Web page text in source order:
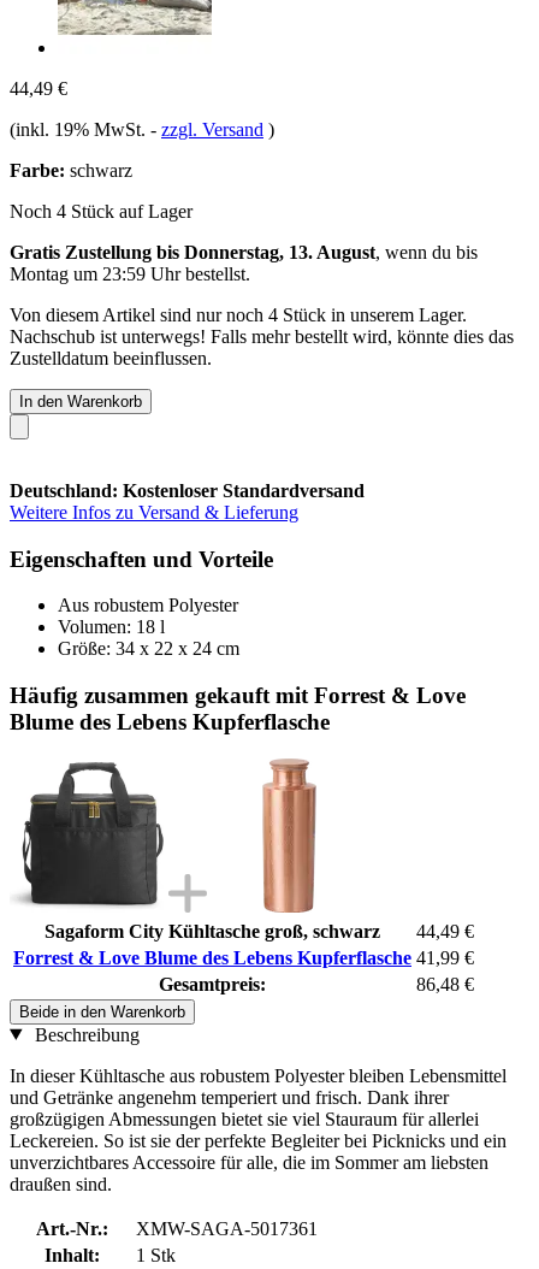
44,49 €
(inkl. 19% MwSt. - zzgl. Versand )
Farbe: schwarz
Noch 4 Stück auf Lager
Gratis Zustellung bis Donnerstag, 13. August, wenn du bis
Montag um 23:59 Uhrbestellst.
Von diesem Artikel sind nur noch 4 Stück in unserem Lager.
Nachschub ist unterwegs! Falls mehr bestellt wird, könnte dies das
Zustelldatum beeinflussen.
In den Warenkorb
Deutschland: Kostenloser Standardversand
Weitere Infos zu Versand & Lieferung
Eigenschaften und Vorteile
Aus robustem Polyester
Volumen: 18 l
Größe: 34 x 22 x 24 cm
Häufig zusammen gekauft mit Forrest & Love
Blume des Lebens Kupferflasche
Sagaform City Kühltasche groß, schwarz
44,49 €
Forrest & Love Blume des Lebens Kupferflasche 41,99 €
Gesamtpreis:
86,48 €
Beide in den Warenkorb
Beschreibung
In dieser Kühltasche aus robustem Polyester bleiben Lebensmittel
und Getränke angenehm temperiert und frisch. Dank ihrer
großzügigen Abmessungen bietet sie viel Stauraum für allerlei
Leckereien. So ist sie der perfekte Begleiter bei Picknicks und ein
unverzichtbares Accessoire für alle, die im Sommer am liebsten
draußen sind.
Art.-Nr.:
XMW-SAGA-5017361
Inhalt:
1 Stk